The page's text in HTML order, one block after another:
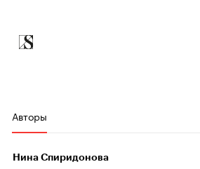
Авторы
Нина Спиридонова